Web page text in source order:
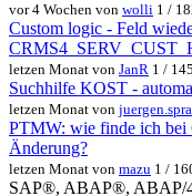
vor 4 Wochen von wolli 1 /
Custom logic - Feld
letzen Monat von JanR 1 /
Suchhilfe KOST -
letzen Monat von
PTMW: wie finde ich bei
Änderung?
letzen Monat von mazu 1 /
SAP®, ABAP®, ABAP/